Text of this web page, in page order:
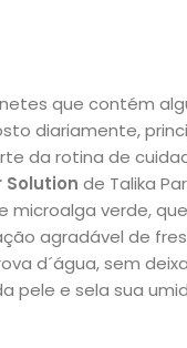
que contém
diariamente,
da rotina de
Solution de Talika
verde,
agradável de
d´água, sem
pele e sela sua